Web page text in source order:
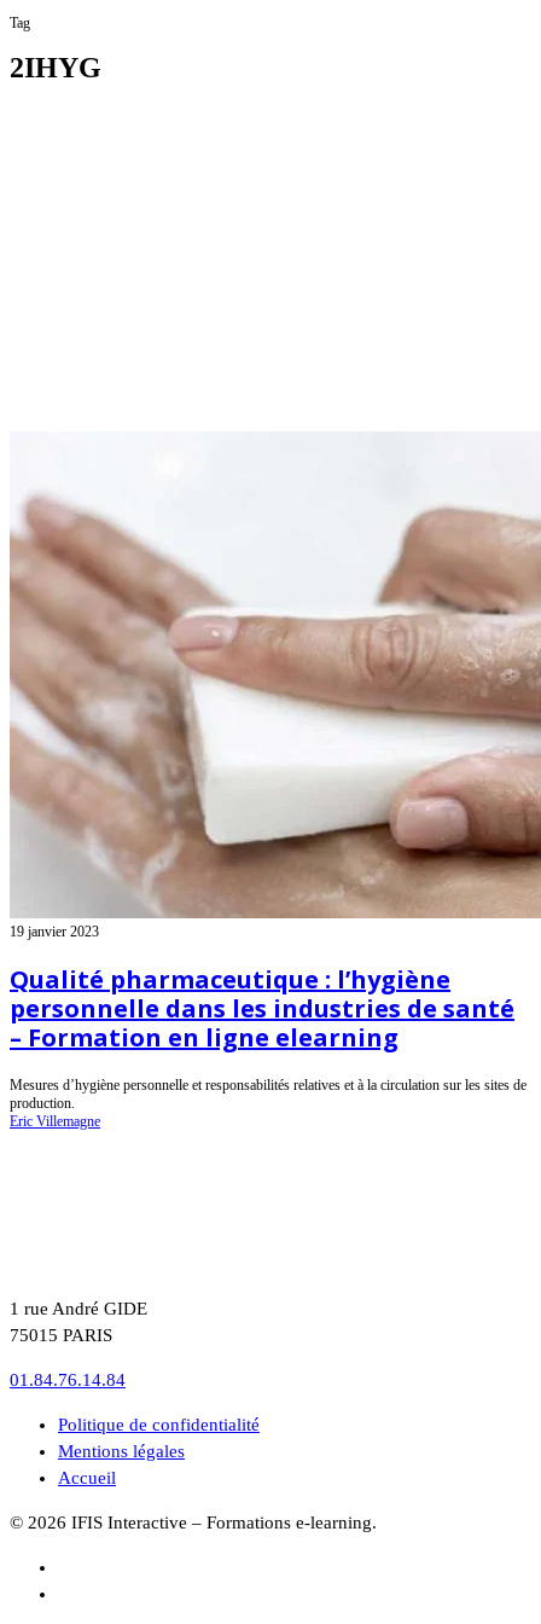
Tag
2IHYG
19 janvier 2023
Qualité pharmaceutique : l’hygiène
personnelle dans les industries de santé
– Formation en ligne elearning
Mesures d’hygiène personnelle et responsabilités relatives et à la circulation sur les sites de
production.
Eric Villemagne
1 rue André GIDE
75015 PARIS
01.84.76.14.84
Politique de confidentialité
Mentions légales
Accueil
© 2026 IFIS Interactive – Formations e-learning.